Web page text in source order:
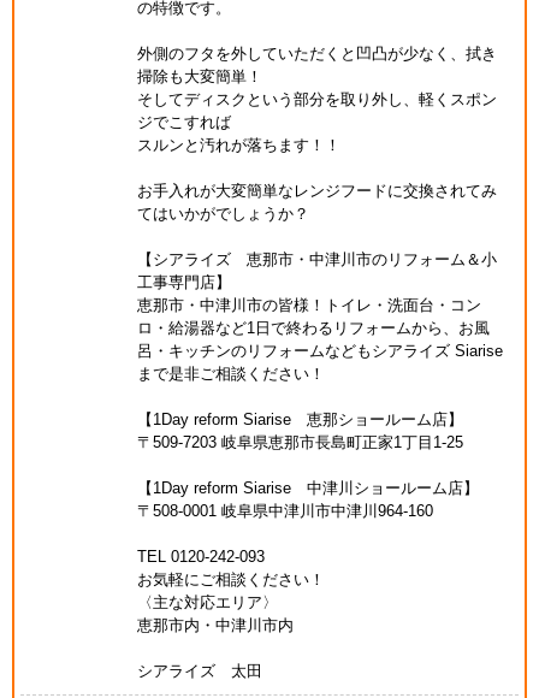
の特徴です。
外側のフタを外していただくと凹凸が少なく、拭き
掃除も大変簡単！
そしてディスクという部分を取り外し、軽くスポン
ジでこすれば
スルンと汚れが落ちます！！
お手入れが大変簡単なレンジフードに交換されてみ
てはいかがでしょうか？
【シアライズ 恵那市・中津川市のリフォーム＆小
工事専門店】
恵那市・中津川市の皆様！トイレ・洗面台・コン
ロ・給湯器など1日で終わるリフォームから、お風
呂・キッチンのリフォームなどもシアライズ Siarise
まで是非ご相談ください！
【1Day reform Siarise 恵那ショールーム店】
〒509-7203 岐阜県恵那市長島町正家1丁目1-25
【1Day reform Siarise 中津川ショールーム店】
〒508-0001 岐阜県中津川市中津川964-160
TEL 0120-242-093
お気軽にご相談ください！
〈主な対応エリア〉
恵那市内・中津川市内
シアライズ 太田